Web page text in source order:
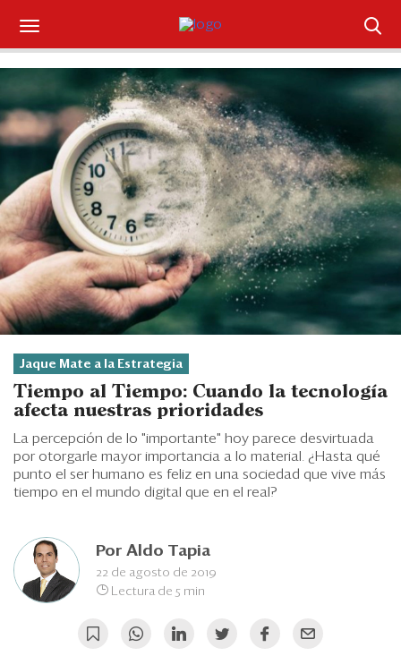
Suscríbase
Iniciar sesión
Portada
¿Qué está pasando?
Sectores y Empresas
Management
Economía y Finanzas
Legal y Política
Eventos
Blogs
Ranking CEO
Jaque Mate a la Estrategia
Tiempo al Tiempo: Cuando la tecnología
afecta nuestras prioridades
La percepción de lo "importante" hoy parece desvirtuada
por otorgarle mayor importancia a lo material. ¿Hasta qué
punto el ser humano es feliz en una sociedad que vive más
tiempo en el mundo digital que en el real?
Por Aldo Tapia
22 de agosto de 2019
Lectura de 5 min